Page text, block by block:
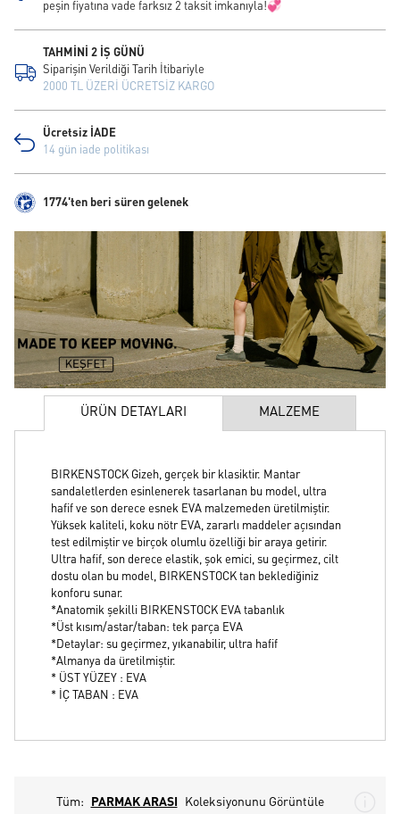
peşin fiyatına vade farksız 2 taksit imkanıyla!💞
TAHMİNİ 2 İŞ GÜNÜ
Siparişin Verildiği Tarih İtibariyle
2000 TL ÜZERİ ÜCRETSİZ KARGO
Ücretsiz İADE
14 gün iade politikası
1774'ten beri süren gelenek
ÜRÜN DETAYLARI MALZEME
BIRKENSTOCK Gizeh, gerçek bir klasiktir. Mantar
sandaletlerden esinlenerek tasarlanan bu model, ultra
hafif ve son derece esnek EVA malzemeden üretilmiştir.
Yüksek kaliteli, koku nötr EVA, zararlı maddeler açısından
test edilmiştir ve birçok olumlu özelliği bir araya getirir.
Ultra hafif, son derece elastik, şok emici, su geçirmez, cilt
dostu olan bu model, BIRKENSTOCK tan beklediğiniz
konforu sunar.
*Anatomik şekilli BIRKENSTOCK EVA tabanlık
*Üst kısım/astar/taban: tek parça EVA
*Detaylar: su geçirmez, yıkanabilir, ultra hafif
*Almanya da üretilmiştir.
* ÜST YÜZEY : EVA
* İÇ TABAN : EVA
Tüm: PARMAK ARASI Koleksiyonunu Görüntüle